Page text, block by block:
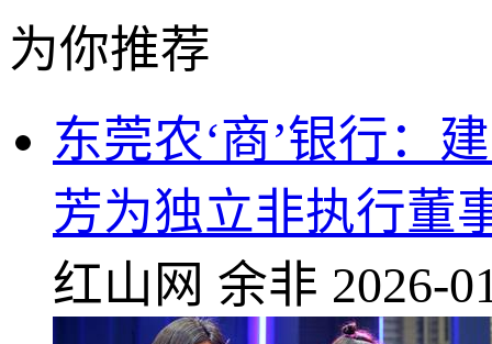
为你推荐
东莞农‘商’银行：
芳为独立非执行董
红山网 余非 2026-